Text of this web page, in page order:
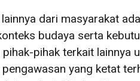
dari masyarakat
budaya serta
pihak terkait lainnya
yang ketat